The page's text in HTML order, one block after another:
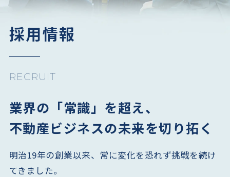
採用情報
RECRUIT
業界の「常識」を超え、
不動産ビジネスの未来を切り拓く
明治19年の創業以来、常に変化を恐れず挑戦を続け
てきました。